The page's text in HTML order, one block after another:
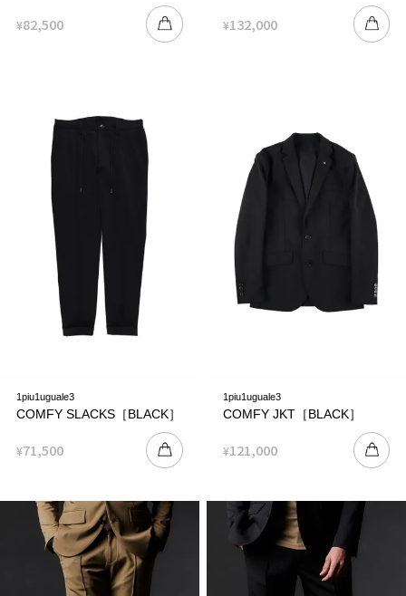
¥82,500 ¥132,000
1piu1uguale3
COMFY SLACKS［BLACK］
¥71,500
1piu1uguale3
COMFY JKT［BLACK］
¥121,000